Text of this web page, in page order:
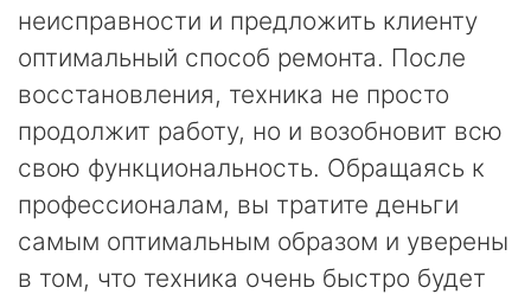
неисправности и предложить клиенту
оптимальный способ ремонта. После
восстановления, техника не просто
продолжит работу, но и возобновит всю
свою функциональность. Обращаясь к
профессионалам, вы тратите деньги
самым оптимальным образом и уверены
в том, что техника очень быстро будет